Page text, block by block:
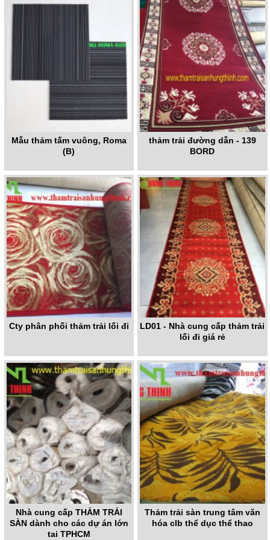
Mẫu thảm tấm vuông, Roma
(B)
thảm trải đường dẫn - 139
BORD
Cty phân phối thảm trải lối đi
LD01 - Nhà cung cấp thảm trải
lối đi giá rẻ
Nhà cung cấp THẢM TRẢI
SÀN dành cho các dự án lớn
tại TPHCM
Thảm trải sàn trung tâm văn
hóa clb thể dục thể thao